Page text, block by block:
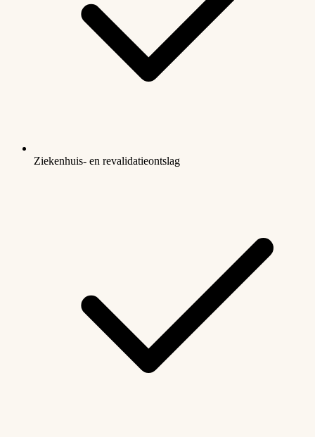
Ziekenhuis- en revalidatieontslag